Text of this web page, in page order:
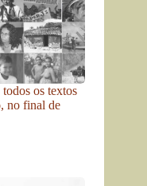
os textos
no final de